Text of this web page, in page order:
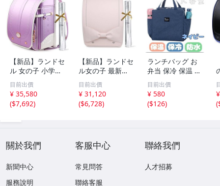
【新品】ランドセ
ル 女の子 小学生
通学カバン 高級
人工皮革＆パール
生地 反射材 刺繍
金属プレート・透
目前出價
¥ 35,580
($7,692)
【新品】ランドセ
ル女の子 最新ア
ナイスモデル ツ
ヤありパール生地
A4フラットファ
イル対応 軽量大
目前出價
¥ 31,120
($6,728)
ランチバッグ お
弁当 保冷 保温 防
水 大容量 機能完
備 ネイビー ミニ
トート
目前出價
¥ 580
($126)
(
關於我們
新聞中心
服務說明
客服中心
常見問答
聯絡客服
聯絡我們
人才招募